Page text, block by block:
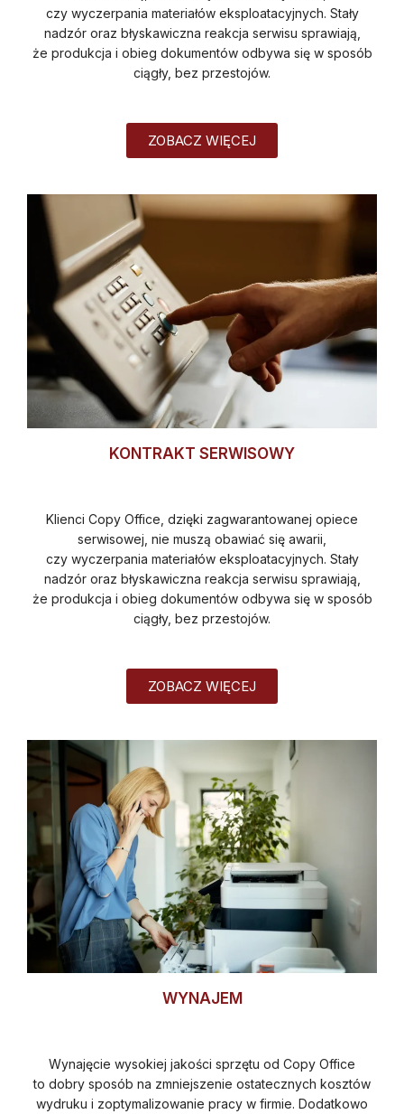
czy wyczerpania materiałów eksploatacyjnych. Stały
nadzór oraz błyskawiczna reakcja serwisu sprawiają,
że produkcja i obieg dokumentów odbywa się w sposób
ciągły, bez przestojów.
ZOBACZ WIĘCEJ
KONTRAKT SERWISOWY
Klienci Copy Office, dzięki zagwarantowanej opiece
serwisowej, nie muszą obawiać się awarii,
czy wyczerpania materiałów eksploatacyjnych. Stały
nadzór oraz błyskawiczna reakcja serwisu sprawiają,
że produkcja i obieg dokumentów odbywa się w sposób
ciągły, bez przestojów.
ZOBACZ WIĘCEJ
WYNAJEM
Wynajęcie wysokiej jakości sprzętu od Copy Office
to dobry sposób na zmniejszenie ostatecznych kosztów
wydruku i zoptymalizowanie pracy w firmie. Dodatkowo